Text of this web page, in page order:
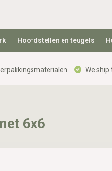
Hoofdstellen en teugels
We ship
6x6